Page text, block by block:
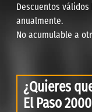
Descuentos válidos
anualmente.
No acumulable a
¿Quieres
El Paso